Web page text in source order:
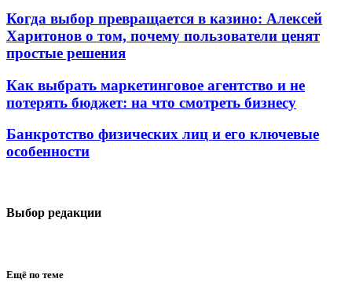
Когда выбор превращается в казино: Алексей
Харитонов о том, почему пользователи ценят
простые решения
Как выбрать маркетинговое агентство и не
потерять бюджет: на что смотреть бизнесу
Банкротство физических лиц и его ключевые
особенности
Выбор редакции
Ещё по теме